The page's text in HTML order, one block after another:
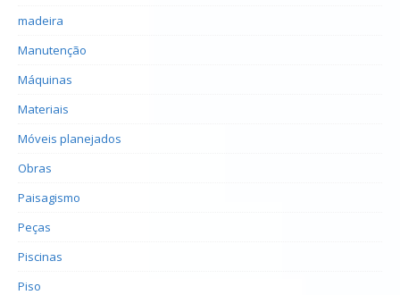
madeira
Manutenção
Máquinas
Materiais
Móveis planejados
Obras
Paisagismo
Peças
Piscinas
Piso